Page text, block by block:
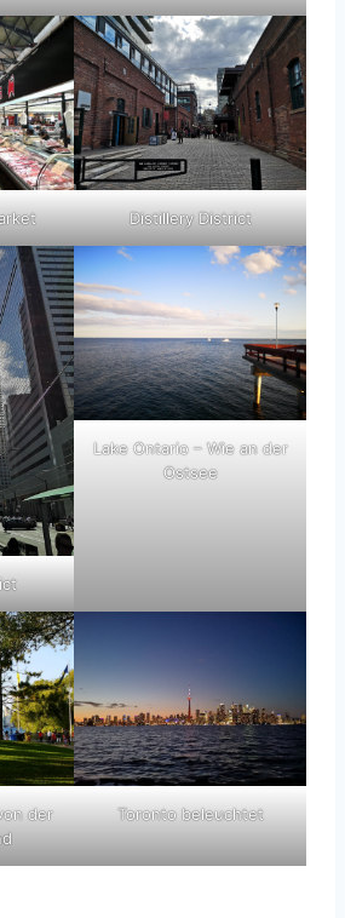
Distillery District
Lake Ontario – Wie an der
Ostsee
der
Toronto beleuchtet